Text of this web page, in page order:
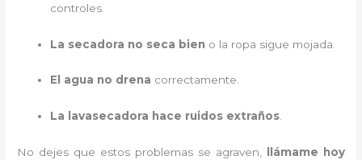
controles.
La secadora no seca bien o la ropa sigue mojada.
El agua no drena correctamente.
La lavasecadora hace ruidos extraños.
No dejes que estos problemas se agraven,
llámame hoy